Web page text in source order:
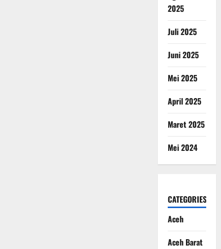
2025
Juli 2025
Juni 2025
Mei 2025
April 2025
Maret 2025
Mei 2024
CATEGORIES
Aceh
Aceh Barat